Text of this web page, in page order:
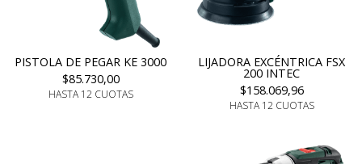
PISTOLA DE PEGAR KE 3000
$85.730,00
HASTA 12 CUOTAS
LIJADORA EXCÉNTRICA FSX
200 INTEC
$158.069,96
HASTA 12 CUOTAS